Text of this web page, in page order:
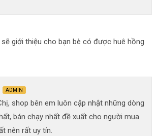
giới thiệu cho bạn bè có được huê hồng
ADMIN
shop bên em luôn cập nhật những dòng
bán chạy nhất đề xuất cho người mua
nên rất uy tín.